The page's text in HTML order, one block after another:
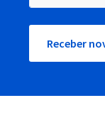
Receber